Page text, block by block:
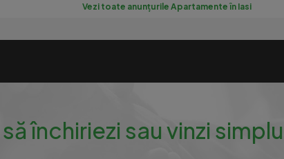
Vezi toate anunțurile Apartamente în Iasi
închiriezi sau vinzi